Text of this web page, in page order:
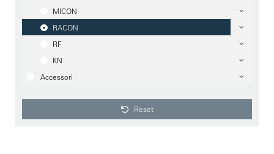
MICON
RACON
RF
KN
Accessori
Reset